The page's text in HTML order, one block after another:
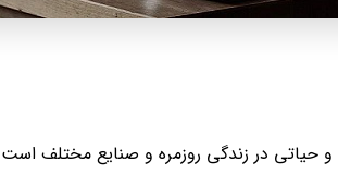
حیاتی در زندگی روزمره و صنایع مختلف